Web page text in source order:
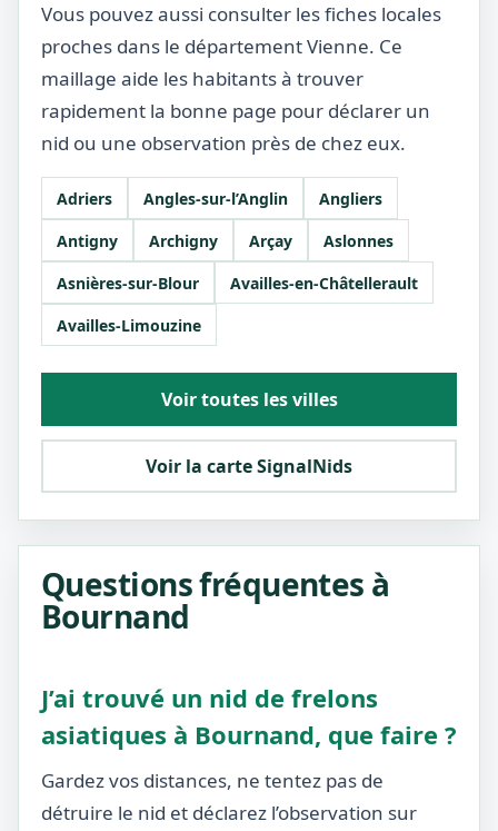
Vous pouvez aussi consulter les fiches locales
proches dans le département Vienne. Ce
maillage aide les habitants à trouver
rapidement la bonne page pour déclarer un
nid ou une observation près de chez eux.
Adriers Angles-sur-l’Anglin
Angliers
Antigny
Archigny Arçay
Aslonnes
Asnières-sur-Blour
Availles-en-Châtellerault
Availles-Limouzine
Voir toutes les villes
Voir la carte SignalNids
Questions fréquentes à
Bournand
J’ai trouvé un nid de frelons
asiatiques à Bournand, que faire ?
Gardez vos distances, ne tentez pas de
détruire le nid et déclarez l’observation sur